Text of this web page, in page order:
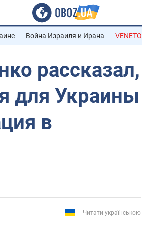
Война Израиля и Ирана VENETO
рассказал,
для Украины
в
Читати українською